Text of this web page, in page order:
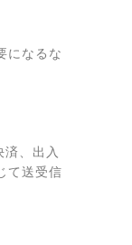
になるな
、出入
て送受信